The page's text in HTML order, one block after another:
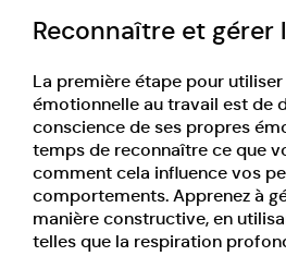
Reconnaître et gérer
La première étape pour
émotionnelle au travail est de
conscience de ses propres
temps de reconnaître ce que
comment cela influence vos
comportements. Apprenez à
manière constructive, en
telles que la respiration